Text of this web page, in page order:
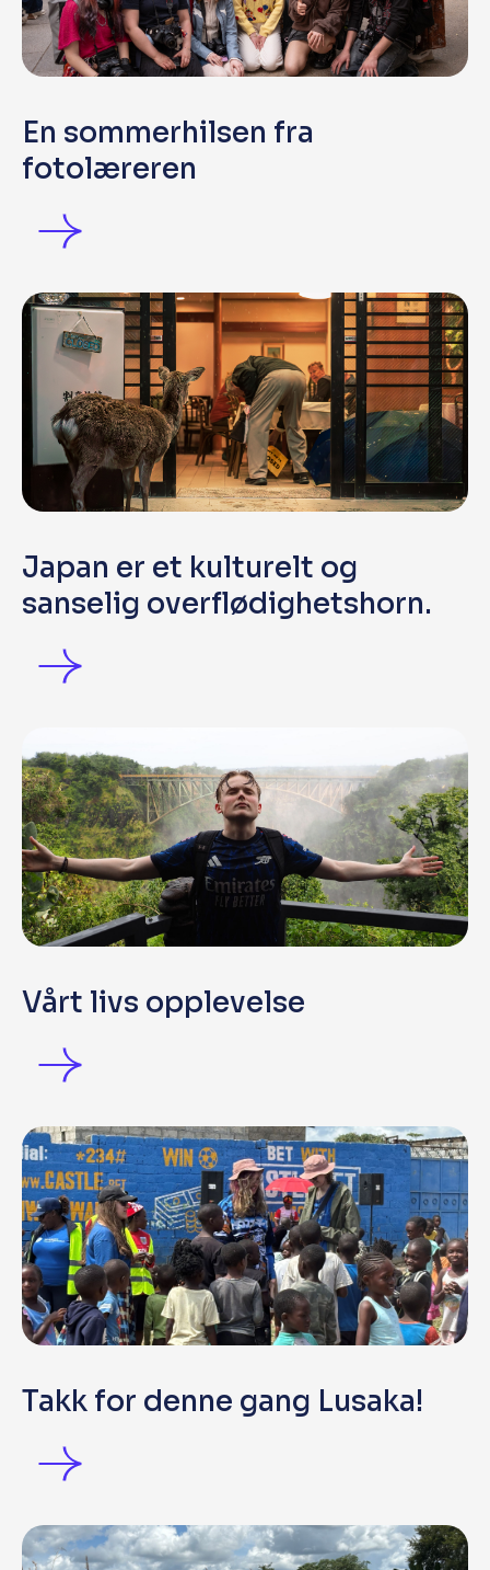
En sommerhilsen fra
fotolæreren
Japan er et kulturelt og
sanselig overflødighetshorn.
Vårt livs opplevelse
Takk for denne gang Lusaka!